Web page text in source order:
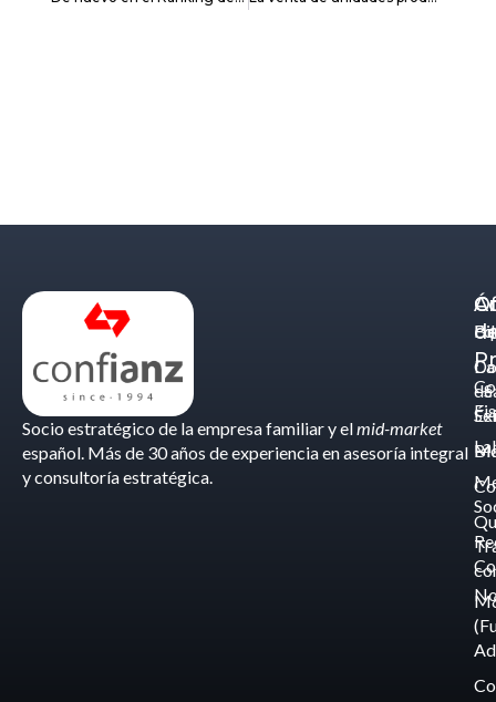
Socio estratégico de la empresa familiar y elmid-market
español. Más de 30 años de experiencia en asesoría integral
y consultoría estratégica.
de
-